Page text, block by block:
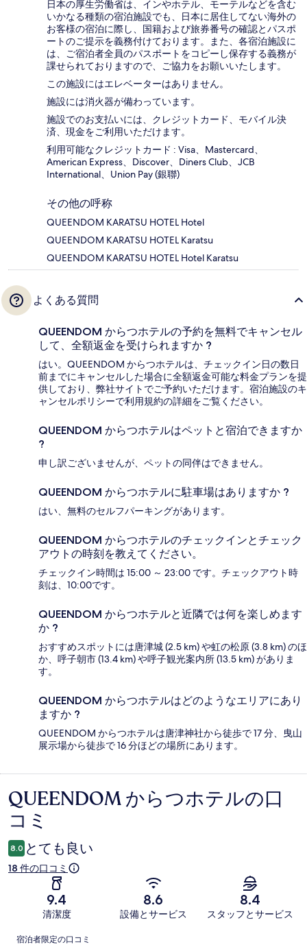
日本の厚生労働省は、インやホテル、モーテルなどを含む
いかなる種類の宿泊施設でも、日本に​居住してない海外の
お客様の宿泊に際し、国籍および旅券番号の確認とパスポ
ートのご提示を義務付け​ております。また、各宿泊施設に
は、ご宿泊者全員のパスポートをコピーし保存する義務が
課せられておりますの​で、ご協力をお願いいたします。
この施設にはエレベーターはありません。
施設には消火器が備わっています。
施設でのお支払いには、クレジットカード、モバイル決
済、現金をご利用いただけます。
利用可能なクレジットカード : Visa、Mastercard、
American Express、Discover、Diners Club、JCB
International、Union Pay (銀聯)
その他の呼称
QUEENDOM KARATSU HOTEL Hotel
QUEENDOM KARATSU HOTEL Karatsu
QUEENDOM KARATSU HOTEL Hotel Karatsu
よくある質問
QUEENDOM からつホテルの予約を無料でキャンセル
して、全額返金を受けられますか ?
はい。QUEENDOM からつホテルは、チェックイン日の数日
前までにキャンセルした場合に全額返金可能な料金プランを提
供しており、弊社サイトでご予約いただけます。宿泊施設のキ
ャンセルポリシーで利用規約の詳細をご覧ください。
QUEENDOM からつホテルはペットと宿泊できますか
?
申し訳ございませんが、ペットの同伴はできません。
QUEENDOM からつホテルに駐車場はありますか ?
はい、無料のセルフパーキングがあります。
QUEENDOM からつホテルのチェックインとチェック
アウトの時刻を教えてください。
チェックイン時間は 15:00 ～ 23:00 です。チェックアウト時
刻は、10:00です。
QUEENDOM からつホテルと近隣では何を楽しめます
か ?
おすすめスポットには唐津城 (2.5 km) や虹の松原 (3.8 km) のほ
か、呼子朝市 (13.4 km) や呼子観光案内所 (13.5 km) がありま
す。
QUEENDOM からつホテルはどのようなエリアにあり
ますか ?
QUEENDOM からつホテルは唐津神社から徒歩で 17 分、曳山
展示場から徒歩で 16 分ほどの場所にあります。
口
コ
ミ
QUEENDOM からつホテルの口
コミ
8.0 とても良い
18 件の口コミ
9.4
清潔度
8.6
設備とサービス
8.4
スタッフとサービス
口
宿泊者限定の口コミ